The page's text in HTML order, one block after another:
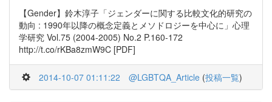
【Gender】鈴木淳子「ジェンダーに関する比較文化的研究の
動向 : 1990年以降の概念定義とメソドロジーを中心に」心理
学研究 Vol.75 (2004-2005) No.2 P.160-172
http://t.co/rKBa8zmW9C [PDF]
2014-10-07 01:11:22 @LGBTQA_Article (投稿一覧)